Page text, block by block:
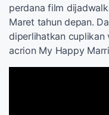
perdana film
Maret tahun depan.
diperlihatkan cuplikan
acrion My Happy